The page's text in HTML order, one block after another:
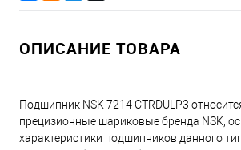
ОПИСАНИЕ ТОВАРА
Подшипник NSK 7214 CTRDULP3
прецизионные шариковые бренда NSK,
характеристики подшипников данного